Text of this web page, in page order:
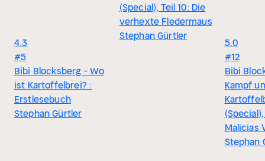
4.3
#5
Bibi Blocksberg - Wo
ist Kartoffelbrei? :
Erstlesebuch
Stephan Gürtler
(Special), Teil 10: Die
verhexte Fledermaus
Stephan Gürtler
5.0
#12
Bibi
Kampf
Malicias
Stephan